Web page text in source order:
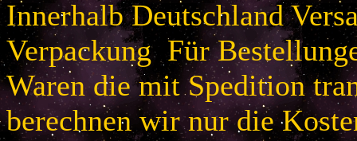
Innerhalb Deutschland
Verpackung Für
Waren die mit Spedition
berechnen wir nur die